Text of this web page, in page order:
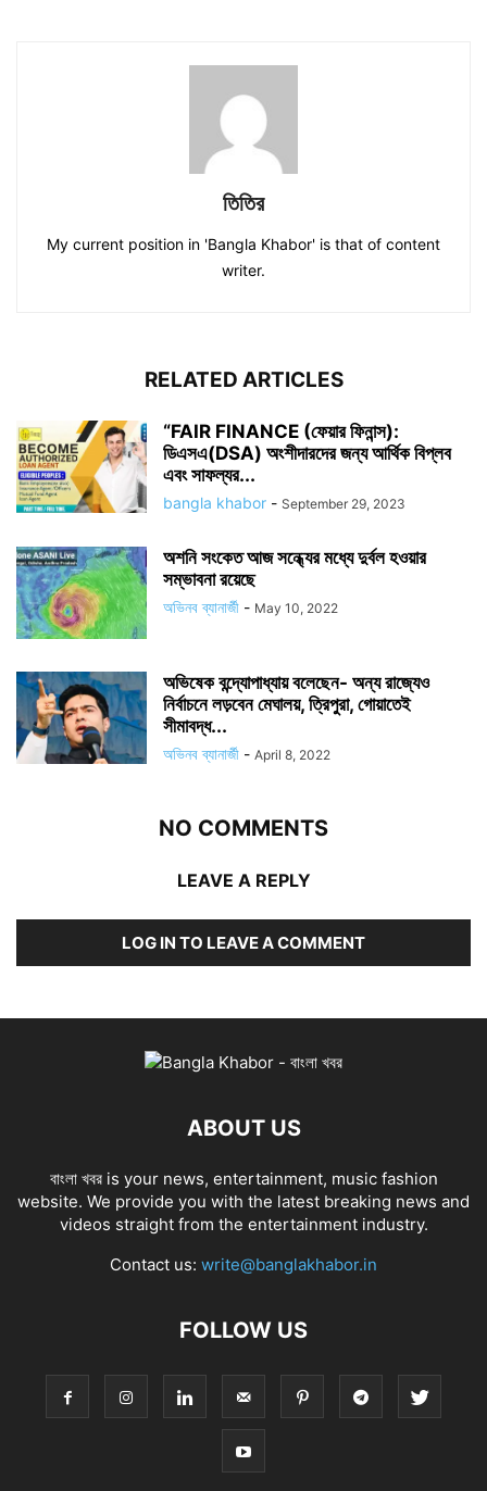
তিতির
My current position in 'Bangla Khabor' is that of content
writer.
RELATED ARTICLES
“FAIR FINANCE (ফেয়ার ফিনান্স):
ডিএসএ(DSA) অংশীদারদের জন্য আর্থিক বিপ্লব
এবং সাফল্যর...
bangla khabor - September 29, 2023
অশনি সংকেত আজ সন্ধ্যের মধ্যে দুর্বল হওয়ার
সম্ভাবনা রয়েছে
অভিনব ব্যানার্জী - May 10, 2022
অভিষেক বন্দ্যোপাধ্যায় বলেছেন- অন্য রাজ্যেও
নির্বাচনে লড়বেন মেঘালয়, ত্রিপুরা, গোয়াতেই
সীমাবদ্ধ...
অভিনব ব্যানার্জী - April 8, 2022
NO COMMENTS
LEAVE A REPLY
LOG IN TO LEAVE A COMMENT
ABOUT US
বাংলা খবর is your news, entertainment, music fashion
website. We provide you with the latest breaking news and
videos straight from the entertainment industry.
Contact us: write@banglakhabor.in
FOLLOW US